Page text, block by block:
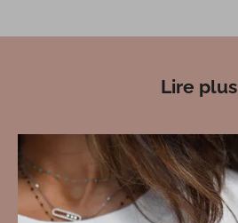
Lire plus